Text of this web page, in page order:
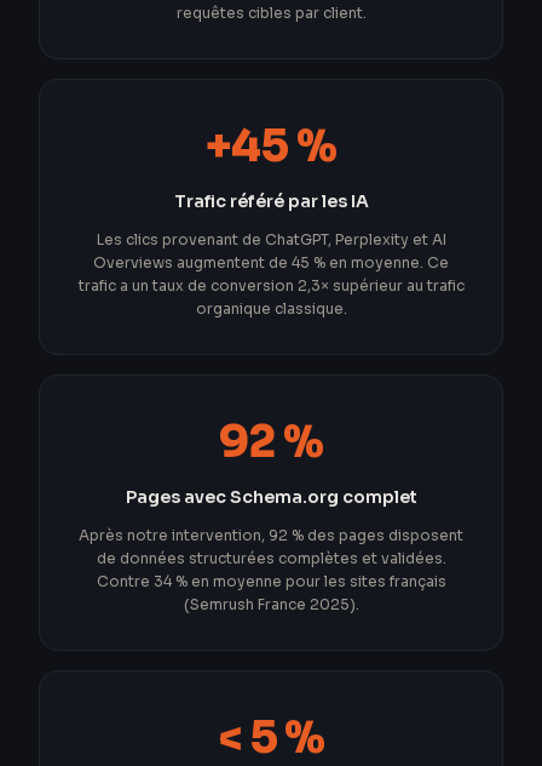
requêtes cibles par client.
+45 %
Trafic référé par les IA
Les clics provenant de ChatGPT, Perplexity et AI
Overviews augmentent de 45 % en moyenne. Ce
trafic a un taux de conversion 2,3× supérieur au trafic
organique classique.
92 %
Pages avec Schema.org complet
Après notre intervention, 92 % des pages disposent
de données structurées complètes et validées.
Contre 34 % en moyenne pour les sites français
(Semrush France 2025).
< 5 %